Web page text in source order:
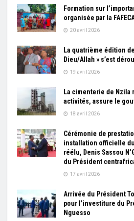
Formation sur
organisée par la
20 avril 2026
La quatrième édition
Dieu/Allah » s’est
19 avril 2026
La cimenterie de Nzila
activités, assure le
18 avril 2026
Cérémonie de
installation officielle
réélu, Denis Sassou
du Président
17 avril 2026
Arrivée du Président
pour l’investiture du
Nguesso